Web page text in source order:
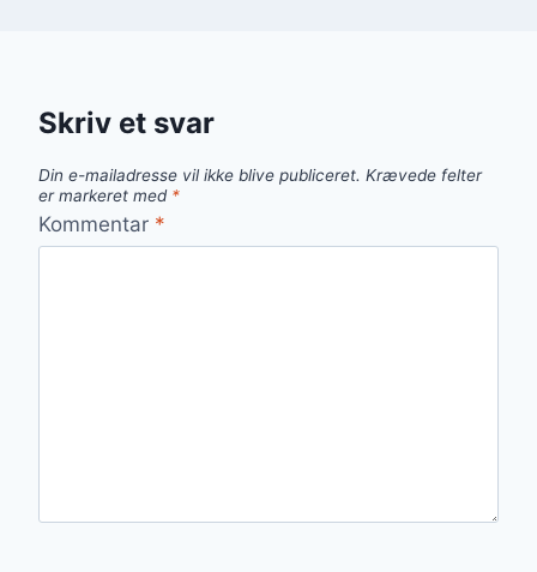
Skriv et svar
Din e-mailadresse vil ikke blive publiceret. Krævede felter
er markeret med *
Kommentar *